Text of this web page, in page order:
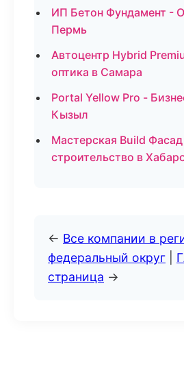
ИП Бетон Фундамент -
Пермь
Автоцентр Hybrid
оптика в Самара
Portal Yellow Pro -
Кызыл
Мастерская Build
строительство в
← Все компании в
федеральный округ
страница →